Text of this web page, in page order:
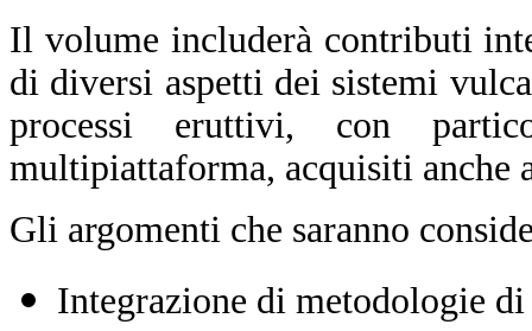
Il volume includerà contributi
di diversi aspetti dei sistemi
processi eruttivi, con
multipiattaforma, acquisiti anche
Gli argomenti che saranno
Integrazione di metodologie di